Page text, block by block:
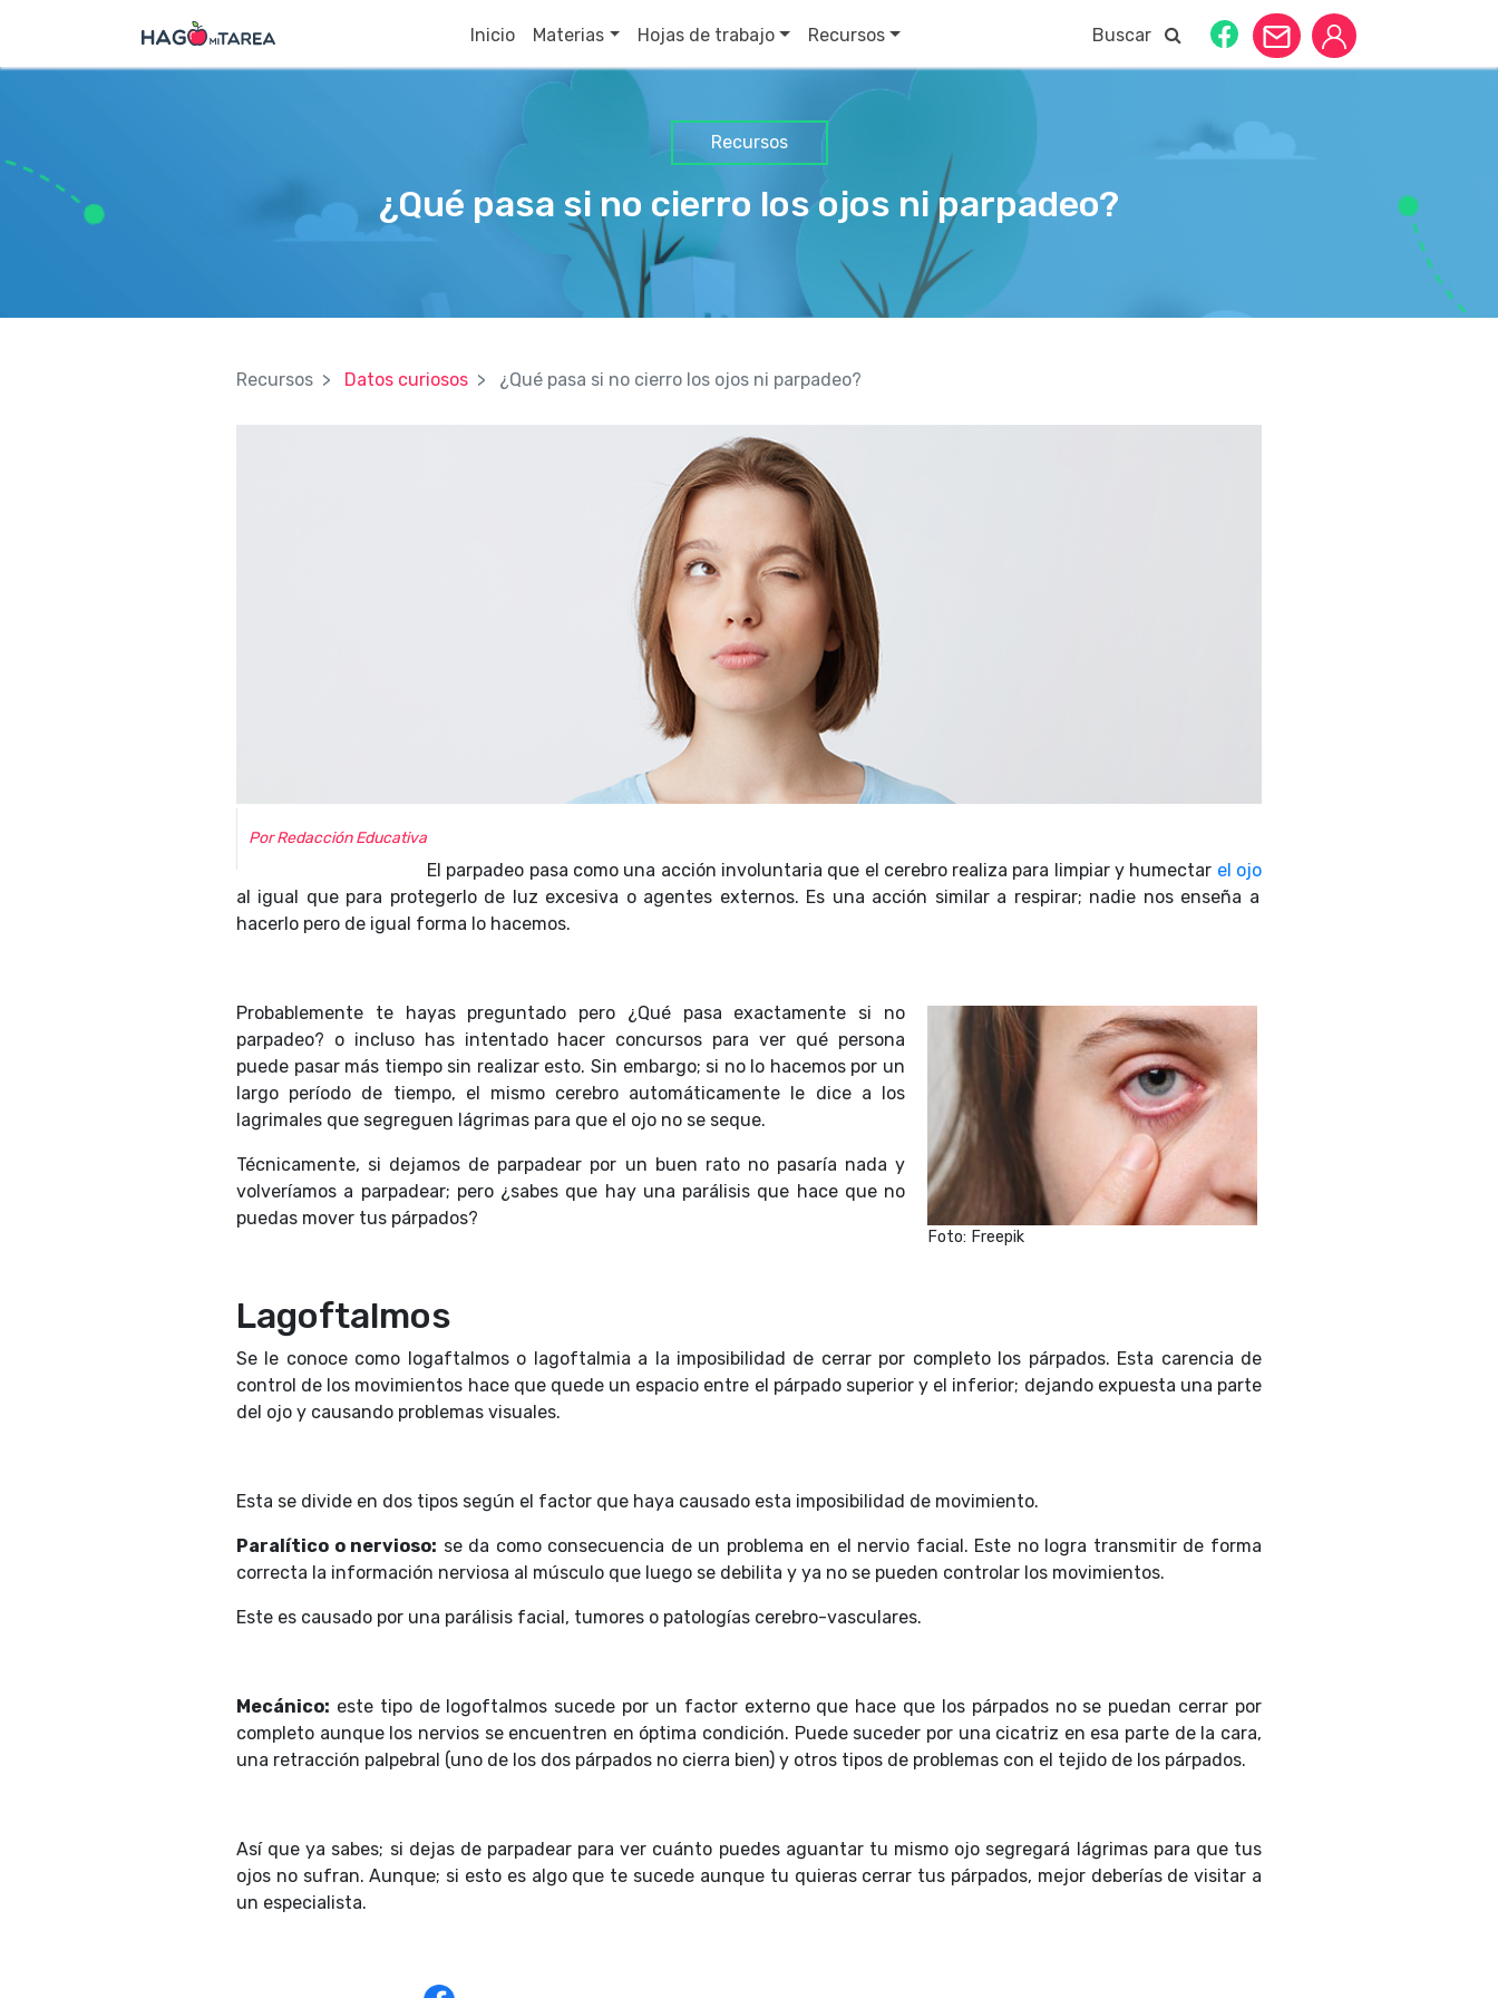
Inicio Materias Hojas de trabajo Recursos Buscar
Recursos
¿Qué pasa si no cierro los ojos ni parpadeo?
Recursos Datos curiosos ¿Qué pasa si no cierro los ojos ni parpadeo?
Por Redacción Educativa
El parpadeo pasa como una acción involuntaria que el cerebro realiza para limpiar y humectar el ojo
al igual que para protegerlo de luz excesiva o agentes externos. Es una acción similar a respirar; nadie nos enseña a
hacerlo pero de igual forma lo hacemos.
Foto: Freepik
Probablemente te hayas preguntado pero ¿Qué pasa exactamente si no
parpadeo? o incluso has intentado hacer concursos para ver qué persona
puede pasar más tiempo sin realizar esto. Sin embargo; si no lo hacemos por un
largo período de tiempo, el mismo cerebro automáticamente le dice a los
lagrimales que segreguen lágrimas para que el ojo no se seque.
Técnicamente, si dejamos de parpadear por un buen rato no pasaría nada y
volveríamos a parpadear; pero ¿sabes que hay una parálisis que hace que no
puedas mover tus párpados?
Lagoftalmos
Se le conoce como logaftalmos o lagoftalmia a la imposibilidad de cerrar por completo los párpados. Esta carencia de
control de los movimientos hace que quede un espacio entre el párpado superior y el inferior; dejando expuesta una parte
del ojo y causando problemas visuales.
Esta se divide en dos tipos según el factor que haya causado esta imposibilidad de movimiento.
Paralítico o nervioso: se da como consecuencia de un problema en el nervio facial. Este no logra transmitir de forma
correcta la información nerviosa al músculo que luego se debilita y ya no se pueden controlar los movimientos.
Este es causado por una parálisis facial, tumores o patologías cerebro-vasculares.
Mecánico: este tipo de logoftalmos sucede por un factor externo que hace que los párpados no se puedan cerrar por
completo aunque los nervios se encuentren en óptima condición. Puede suceder por una cicatriz en esa parte de la cara,
una retracción palpebral (uno de los dos párpados no cierra bien) y otros tipos de problemas con el tejido de los párpados.
Así que ya sabes; si dejas de parpadear para ver cuánto puedes aguantar tu mismo ojo segregará lágrimas para que tus
ojos no sufran. Aunque; si esto es algo que te sucede aunque tu quieras cerrar tus párpados, mejor deberías de visitar a
un especialista.